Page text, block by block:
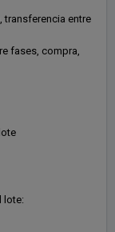
transferencia entre
fases, compra,
lote: